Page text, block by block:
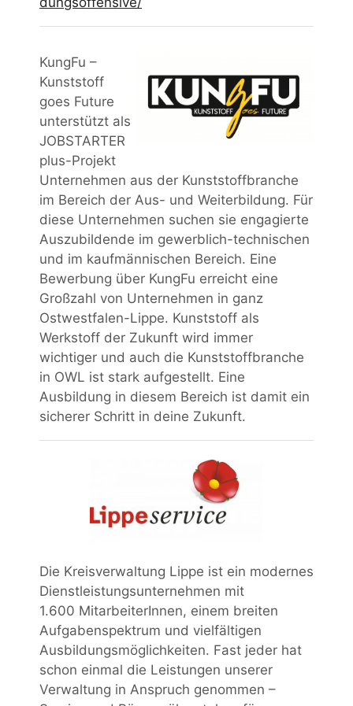
KungFu –
Kunststoff
goes Future
unterstützt als
JOBSTARTER
plus-Projekt
Unternehmen aus der Kunststoffbranche
im Bereich der Aus- und Weiterbildung. Für
diese Unternehmen suchen sie engagierte
Auszubildende im gewerblich-technischen
und im kaufmännischen Bereich. Eine
Bewerbung über KungFu erreicht eine
Großzahl von Unternehmen in ganz
Ostwestfalen-Lippe. Kunststoff als
Werkstoff der Zukunft wird immer
wichtiger und auch die Kunststoffbranche
in OWL ist stark aufgestellt. Eine
Ausbildung in diesem Bereich ist damit ein
sicherer Schritt in deine Zukunft.
Die Kreisverwaltung Lippe ist ein modernes
Dienstleistungsunternehmen mit
1.600 MitarbeiterInnen, einem breiten
Aufgabenspektrum und vielfältigen
Ausbildungsmöglichkeiten. Fast jeder hat
schon einmal die Leistungen unserer
Verwaltung in Anspruch genommen –